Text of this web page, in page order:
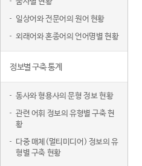
일상어와 전문어의 원어 현황
외래어와 혼종어의 언어명별 현황
정보별 구축 통계
동사와 형용사의 문형 정보 현황
관련 어휘 정보의 유형별 구축 현
황
다중 매체(멀티미디어) 정보의 유
형별 구축 현황